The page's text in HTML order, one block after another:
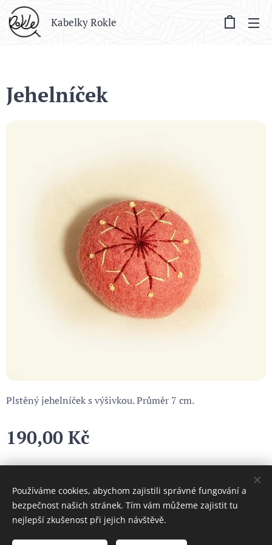
Kabelky Rokle
Jehelníček
Plstěný jehelníček s výšivkou. Průměr 7 cm.
190,00 Kč
Cookies
Používáme cookies, abychom zajistili správné fungování a
bezpečnost našich stránek. Tím vám můžeme zajistit tu
nejlepší zkušenost při jejich návštěvě.